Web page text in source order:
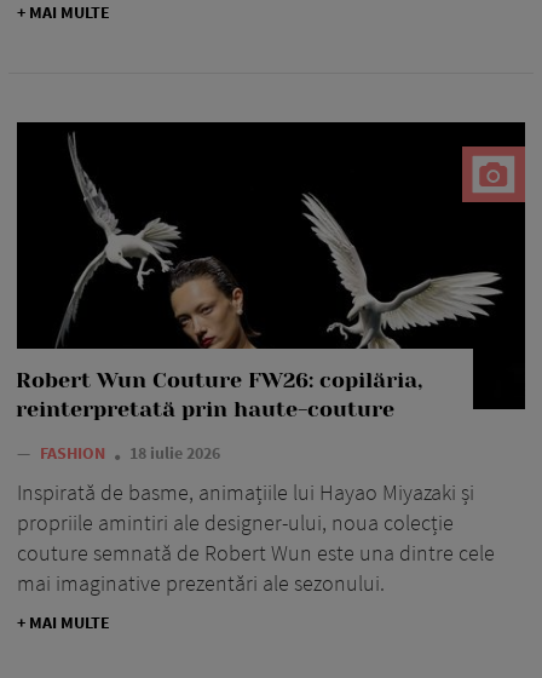
+ MAI MULTE
Robert Wun Couture FW26: copilăria,
reinterpretată prin haute-couture
— FASHION 18 iulie 2026
Inspirată de basme, animațiile lui Hayao Miyazaki și
propriile amintiri ale designer-ului, noua colecție
couture semnată de Robert Wun este una dintre cele
mai imaginative prezentări ale sezonului.
+ MAI MULTE